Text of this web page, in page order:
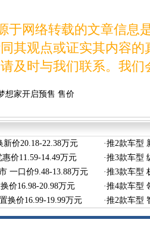
网络转载的文章信息
其观点或证实其内容
及时与我们联系。我
想家开启预售 售价
价20.18-22.38万元 ·推2款车型
价11.59-14.49万元 ·推3款车型
一口价9.48-13.88万元 ·推3款车型
价16.98-20.98万元 ·推4款车型
换价16.99-19.99万元 ·推2款车型